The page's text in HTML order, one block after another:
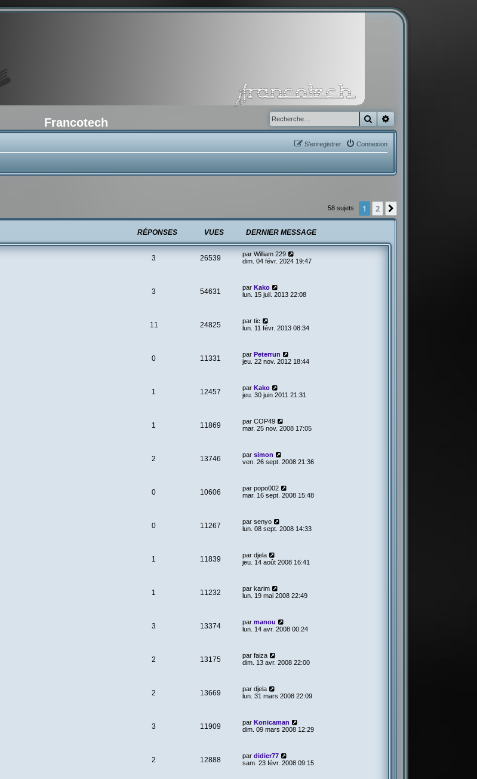
Francotech Rechercher
Connexion
S’enregistrer
58 sujets 1 2
RÉPONSES VUES DERNIER MESSAGE
3 26539 par William 229
dim. 04 févr. 2024 19:47
3 54631 par Kako
lun. 15 juil. 2013 22:08
11 24825 par tic
lun. 11 févr. 2013 08:34
0 11331 par Peterrun
jeu. 22 nov. 2012 18:44
1 12457 par Kako
jeu. 30 juin 2011 21:31
1 11869 par COP49
mar. 25 nov. 2008 17:05
2 13746 par simon
ven. 26 sept. 2008 21:36
0 10606 par popo002
mar. 16 sept. 2008 15:48
0 11267 par senyo
lun. 08 sept. 2008 14:33
1 11839 par djela
jeu. 14 août 2008 16:41
1 11232 par karim
lun. 19 mai 2008 22:49
3 13374 par manou
lun. 14 avr. 2008 00:24
2 13175 par faiza
dim. 13 avr. 2008 22:00
2 13669 par djela
lun. 31 mars 2008 22:09
3 11909 par Konicaman
dim. 09 mars 2008 12:29
2 12888 par didier77
sam. 23 févr. 2008 09:15